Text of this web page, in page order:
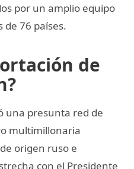
por un amplio equipo
de 76 países.
de
una presunta red de
multimillonaria
origen ruso e
con el Presidente